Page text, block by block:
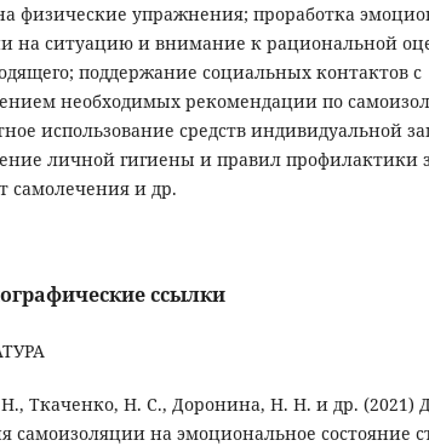
физические упражнения; проработка
на ситуацию и внимание к рациональной
поддержание социальных контактов с
необходимых рекомендации по
использование средств индивидуальной
личной гигиены и правил профилактики
самолечения и др.
ссылки
Ткаченко, Н. С., Доронина, Н. Н. и др. (2021)
самоизоляции на эмоциональное состояние